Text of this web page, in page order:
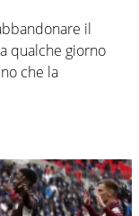
il
qualche giorno
che la